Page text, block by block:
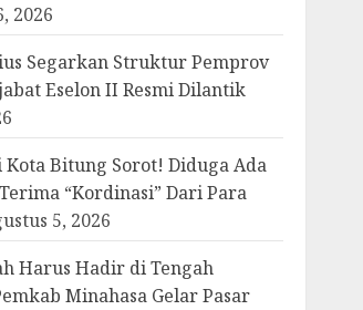
2026
Segarkan Struktur Pemprov
Eselon II Resmi Dilantik
Kota Bitung Sorot! Diduga Ada
“Kordinasi” Dari Para
5, 2026
Harus Hadir di Tengah
Minahasa Gelar Pasar